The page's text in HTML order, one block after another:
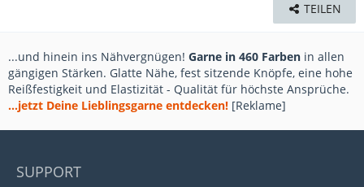
TEILEN
...und hinein ins Nähvergnügen! Garne in 460 Farben in allen
gängigen Stärken. Glatte Nähe, fest sitzende Knöpfe, eine hohe
Reißfestigkeit und Elastizität - Qualität für höchste Ansprüche.
...jetzt Deine Lieblingsgarne entdecken! [Reklame]
SUPPORT